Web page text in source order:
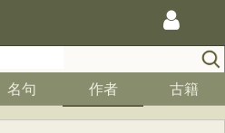
名句 作者 古籍